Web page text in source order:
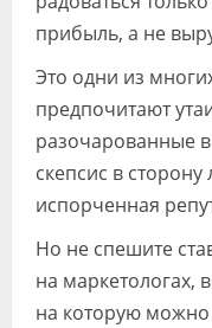
прибыль, а не
Это одни из
предпочитают
разочарованные
скепсис в
испорченная
Но не спешите
на маркетологах,
на которую можно